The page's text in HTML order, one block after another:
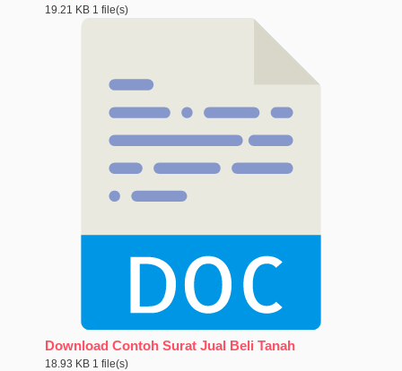
19.21 KB 1 file(s)
Download Contoh Surat Jual Beli Tanah
18.93 KB 1 file(s)